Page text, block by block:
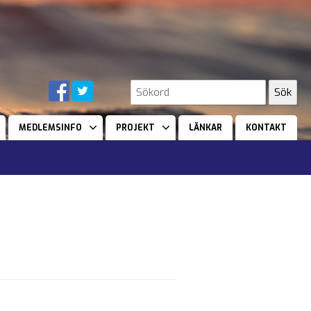
MEDLEMSINFO PROJEKT LÄNKAR KONTAKT